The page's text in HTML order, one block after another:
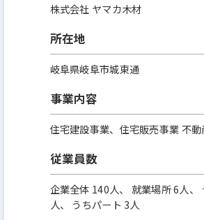
株式会社 ヤマカ木材
所在地
岐阜県岐阜市城東通
事業内容
住宅建設事業、住宅販売事業 不
従業員数
企業全体 140人、 就業場所 6人、
人、 うちパート 3人